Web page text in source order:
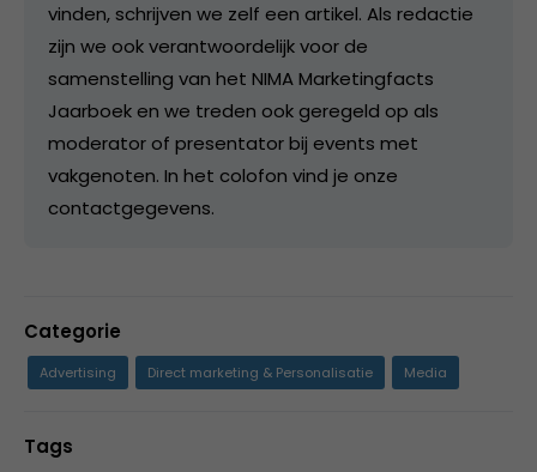
vinden, schrijven we zelf een artikel. Als redactie
zijn we ook verantwoordelijk voor de
samenstelling van het NIMA Marketingfacts
Jaarboek en we treden ook geregeld op als
moderator of presentator bij events met
vakgenoten. In het colofon vind je onze
contactgegevens.
Categorie
Advertising Direct marketing & Personalisatie Media
Tags